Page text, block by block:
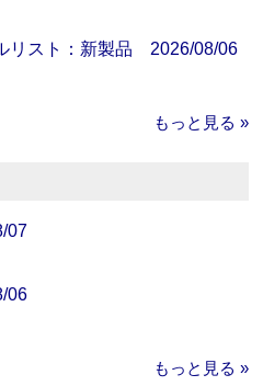
リスト：新製品 2026/08/06
もっと見る »
07
06
もっと見る »